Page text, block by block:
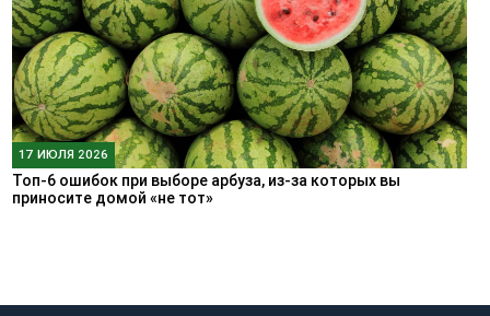
17 ИЮЛЯ 2026
Топ-6 ошибок при выборе арбуза, из-за которых вы
приносите домой «не тот»